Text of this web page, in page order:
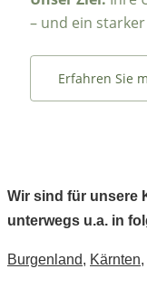
– und ein
Erfahren Sie
Wir sind für unsere
unterwegs u.a. in
Burgenland, Kärnten,